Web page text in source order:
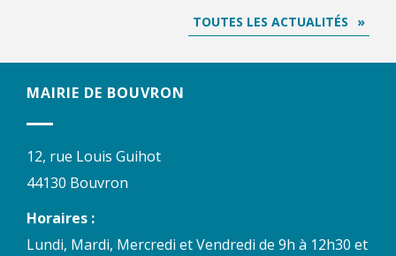
TOUTES LES ACTUALITÉS
MAIRIE DE BOUVRON
12, rue Louis Guihot
44130 Bouvron
Horaires :
Lundi, Mardi, Mercredi et Vendredi de 9h à 12h30 et